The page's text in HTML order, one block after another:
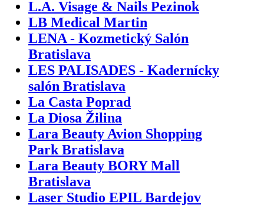
L.A. Visage & Nails Pezinok
LB Medical Martin
LENA - Kozmetický Salón
Bratislava
LES PALISADES - Kadernícky
salón Bratislava
La Casta Poprad
La Diosa Žilina
Lara Beauty Avion Shopping
Park Bratislava
Lara Beauty BORY Mall
Bratislava
Laser Studio EPIL Bardejov